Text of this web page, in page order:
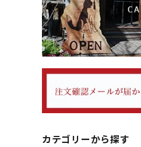
カテゴリーから探す